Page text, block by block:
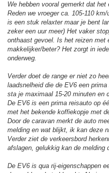
We hebben vooral gemerkt dat
Reden we vroeger ca. 105-110
is een stuk relaxter maar je bent
zeker een uur meer) Het vaker
onthaast gevoel. Is het reizen met
makkelijker/beter? Het zorgt in
onderweg.
Verder doet de range er niet zo
laadsnelheid die de EV6 een
sta je maximaal 15-20 minuten en
De EV6 is een prima reisauto op
met het bekende koffiekopje met
Door de caravan merkt de auto
melding en wat blijkt, ik kan deze
Verder ziet de verkeersbord
afslagen, gelukkig kan de melding
De EV6 is qua rij-eigenschappen